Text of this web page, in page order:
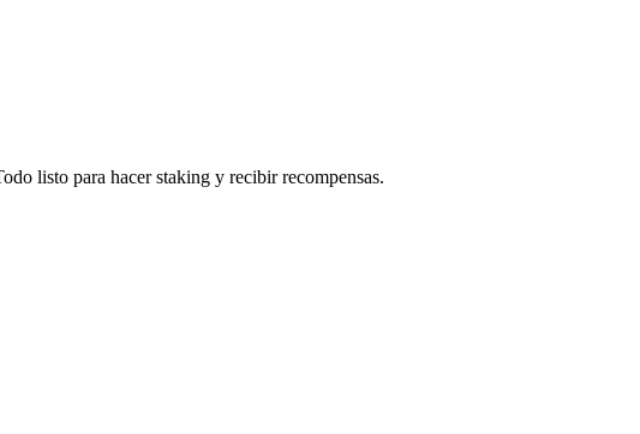
listo para hacer staking y recibir recompensas.